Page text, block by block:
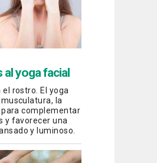
al yoga facial
rostro. El yoga
la
complementar
y favorecer una
y luminoso.